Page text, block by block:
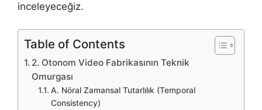
inceleyeceğiz.
Table of Contents
2. Otonom Video Fabrikasının Teknik
Omurgası
A. Nöral Zamansal Tutarlılık (Temporal
Consistency)